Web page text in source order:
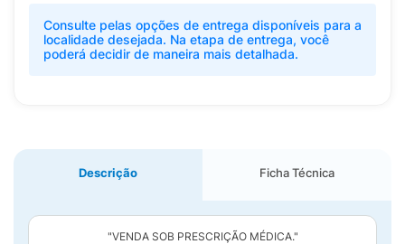
Consulte pelas opções de entrega disponíveis para a
localidade desejada. Na etapa de entrega, você
poderá decidir de maneira mais detalhada.
Descrição Ficha Técnica
"VENDA SOB PRESCRIÇÃO MÉDICA."